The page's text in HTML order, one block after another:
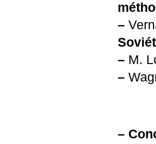
–
– M.
–
–